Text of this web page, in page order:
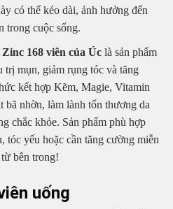
có thể kéo dài, ảnh hưởng đến
trong cuộc sống.
168 viên của Úc là sản phẩm
trị mụn, giảm rụng tóc và tăng
kết hợp Kẽm, Magie, Vitamin
bã nhờn, làm lành tổn thương da
chắc khỏe. Sản phẩm phù hợp
tóc yếu hoặc cần tăng cường miễn
bên trong!
uống